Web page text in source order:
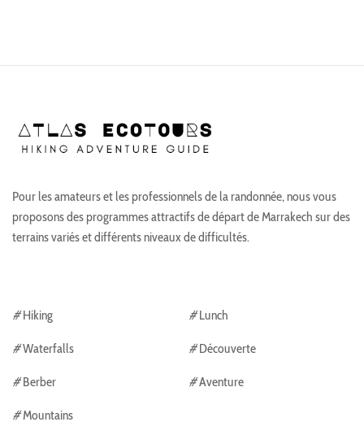
Pour les amateurs et les professionnels de la randonnée, nous vous
proposons des programmes attractifs de départ de Marrakech sur des
terrains variés et différents niveaux de difficultés.
#Hiking
#Waterfalls
#Berber
#Mountains
#Lunch
#Découverte
#Aventure